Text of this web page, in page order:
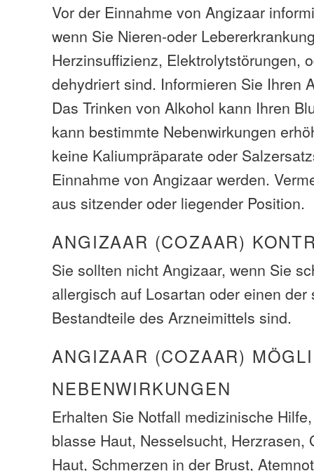
Vor der Einnahme von Angizaar
wenn Sie Nieren-oder
Herzinsuffizienz, Elektrolytstörungen,
dehydriert sind. Informieren Sie Ihren
Das Trinken von Alkohol kann Ihren
kann bestimmte Nebenwirkungen
keine Kaliumpräparate oder
Einnahme von Angizaar werden.
aus sitzender oder liegender Position.
ANGIZAAR (COZAAR)
Sie sollten nicht Angizaar, wenn Sie
allergisch auf Losartan oder einen der
Bestandteile des Arzneimittels sind.
ANGIZAAR (COZAAR)
NEBENWIRKUNGEN
Erhalten Sie Notfall medizinische
blasse Haut, Nesselsucht, Herzrasen,
Haut, Schmerzen in der Brust,